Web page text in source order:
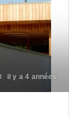
il y a 4 années